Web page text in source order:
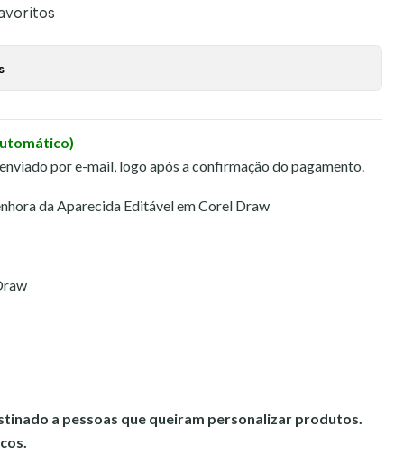
por e-mail, logo após a confirmação do pagamento.
da Aparecida Editável em Corel Draw
a pessoas que queiram personalizar produtos.